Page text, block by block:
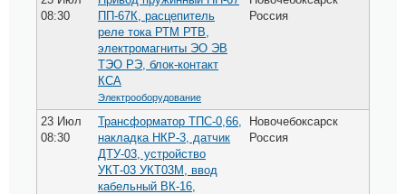
08:30
ПП-67К, расцепитель
реле тока РТМ РТВ,
электромагниты ЭО ЭВ
ТЭО РЭ, блок-контакт
КСА
Электрооборудование
Россия
23 Июл
08:30
Трансформатор ТПС-0,66,
накладка НКР-3, датчик
ДТУ-03, устройство
УКТ-03 УКТ03М, ввод
кабельный ВК-16,
Новочебоксарск
Россия